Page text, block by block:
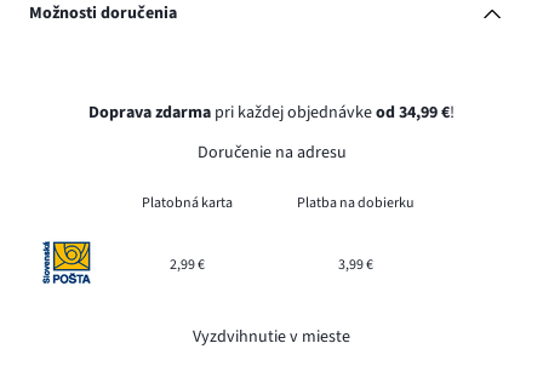
Možnosti doručenia
Doprava zdarma pri každej objednávkeod 34,99 €!
Doručenie na adresu
Platobná karta Platba na dobierku
2,99 € 3,99 €
Vyzdvihnutie v mieste